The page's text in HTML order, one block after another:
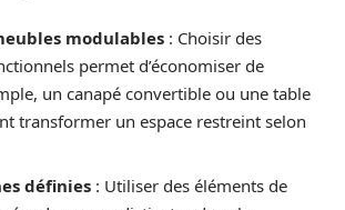
modulables : Choisir des
permet d’économiser de
un canapé convertible ou une table
transformer un espace restreint selon
définies : Utiliser des éléments de